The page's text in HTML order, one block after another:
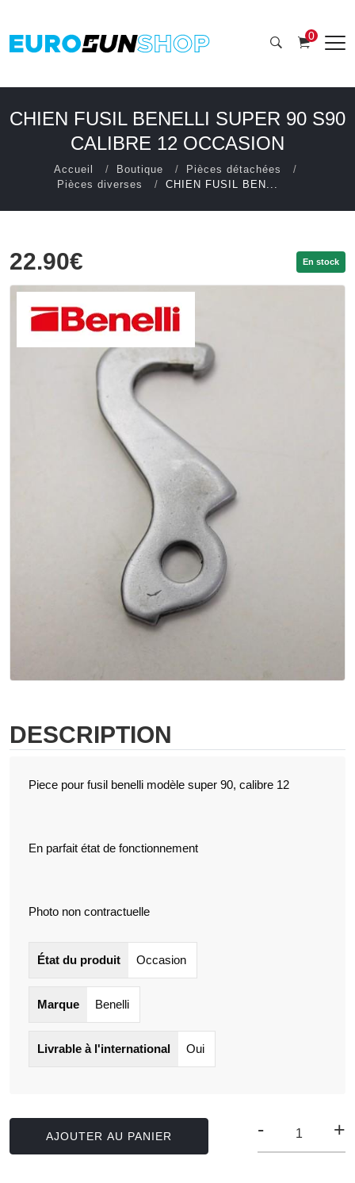
0
CHIEN FUSIL BENELLI SUPER 90 S90
CALIBRE 12 OCCASION
Accueil Boutique
Pièces détachées
Pièces diverses
CHIEN FUSIL BEN...
22.90€ En stock
DESCRIPTION
Piece pour fusil benelli modèle super 90, calibre 12
En parfait état de fonctionnement
Photo non contractuelle
État du produit Occasion
Marque Benelli
Livrable à l'international Oui
AJOUTER AU PANIER - +